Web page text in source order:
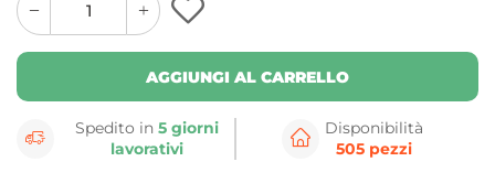
quantity
button
quantity
minus
button
AGGIUNGI AL CARRELLO
Spedito in5 giorni
lavorativi
Disponibilità
505 pezzi